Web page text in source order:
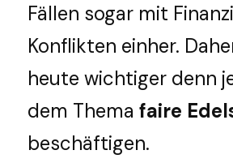
Fällen sogar mit
Konflikten einher.
heute wichtiger denn
dem Thema faire
beschäftigen.